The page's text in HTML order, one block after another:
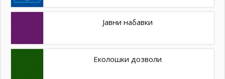
Јавни набавки
Еколошки дозволи